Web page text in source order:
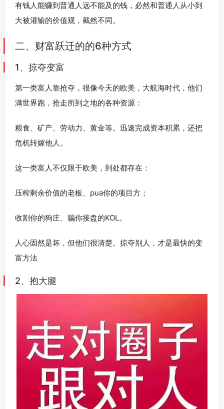
有钱人能赚到普通人远不能及的钱，必然和普通人从小到
大被灌输的价值观，截然不同。
二、财富跃迁的的6种方式
1、掠夺变富
第一类富人靠抢夺，很像今天的欧美，大航海时代，他们
满世界跑，抢走所到之地的各种资源：
粮食、矿产、劳动力、黄金等。迅速完成资本积累，还把
危机转嫁他人。
这一类富人不仅限于欧美，到处都存在：
压榨剩余价值的老板、pua你的项目方；
收割你的狗庄、骗你接盘的KOL。
人心固然是坏，但他们很清楚。掠夺别人，才是最快的变
富方法
2、抱大腿